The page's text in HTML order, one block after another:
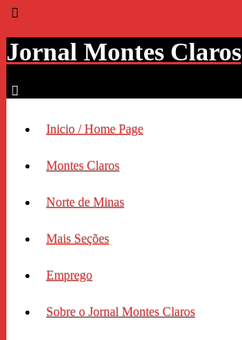
Jornal Montes Claros
Inicio / Home Page
Montes Claros
Norte de Minas
Mais Seções
Emprego
Sobre o Jornal Montes Claros